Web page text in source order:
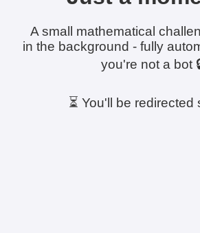
A small mathematical
in the background - fully
you're not a bot
⏳ You'll be redirected